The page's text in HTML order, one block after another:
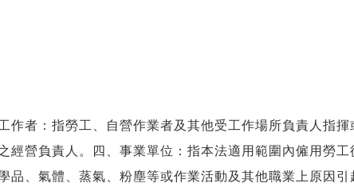
作者：指勞工、自營作業者及其他受工作場所負責人指
經營負責人。四、事業單位：指本法適用範圍內僱用勞
品、氣體、蒸氣、粉塵等或作業活動及其他職業上原因引